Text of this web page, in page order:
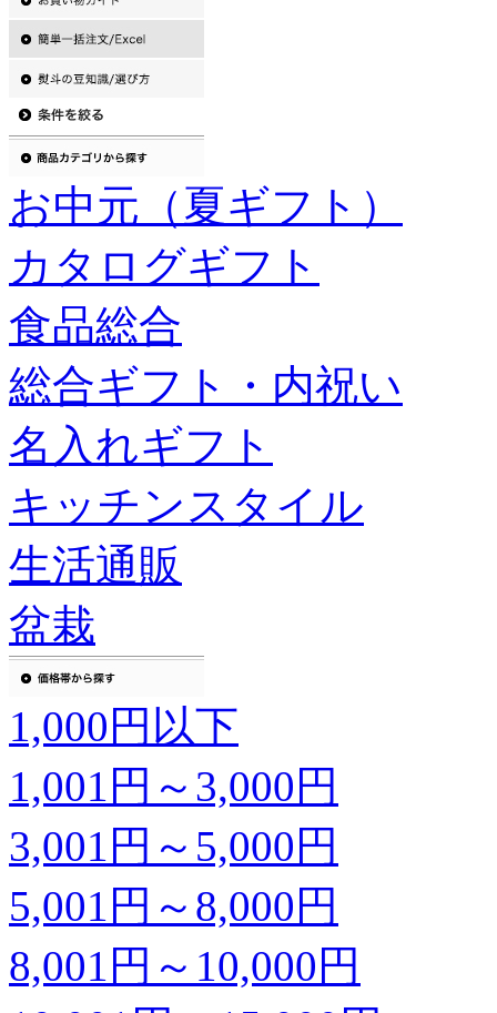
お中元（夏ギフト）
カタログギフト
食品総合
総合ギフト・内祝い
名入れギフト
キッチンスタイル
生活通販
盆栽
1,000円以下
1,001円～3,000円
3,001円～5,000円
5,001円～8,000円
8,001円～10,000円